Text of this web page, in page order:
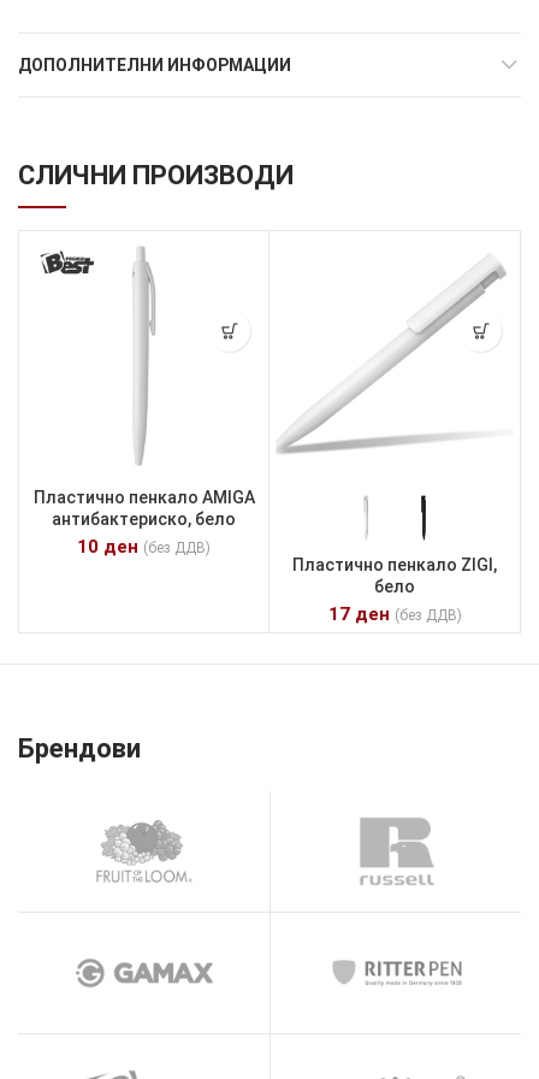
ДОПОЛНИТЕЛНИ ИНФОРМАЦИИ
СЛИЧНИ ПРОИЗВОДИ
Пластично пенкало AMIGA
антибактериско, бело
10 ден (без ДДВ)
Пластично пенкало ZIGI,
бело
17 ден (без ДДВ)
Брендови